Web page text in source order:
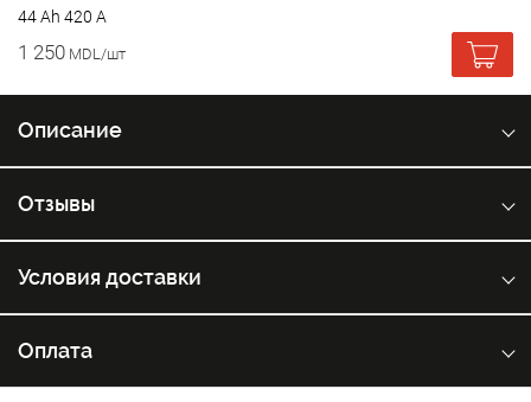
44 Ah 420 A
1 250 MDL/шт
Описание
Отзывы
Условия доставки
Оплата